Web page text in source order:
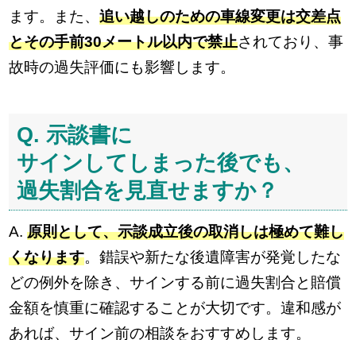
ます。また、追い越しのための車線変更は交差点
とその手前30メートル以内で禁止されており、事
故時の過失評価にも影響します。
Q. 示談書に
サインしてしまった後でも、
過失割合を見直せますか？
A.原則として、示談成立後の取消しは極めて難し
くなります。錯誤や新たな後遺障害が発覚したな
どの例外を除き、サインする前に過失割合と賠償
金額を慎重に確認することが大切です。違和感が
あれば、サイン前の相談をおすすめします。